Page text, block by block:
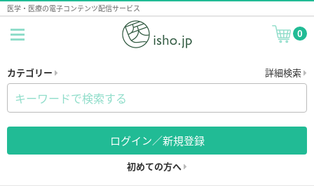
医学・医療の電子コンテンツ配信サービス
0
カテゴリー 詳細検索
ログイン／新規登録
初めての方へ